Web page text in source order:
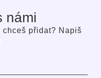
námi
chceš přidat? Napiš